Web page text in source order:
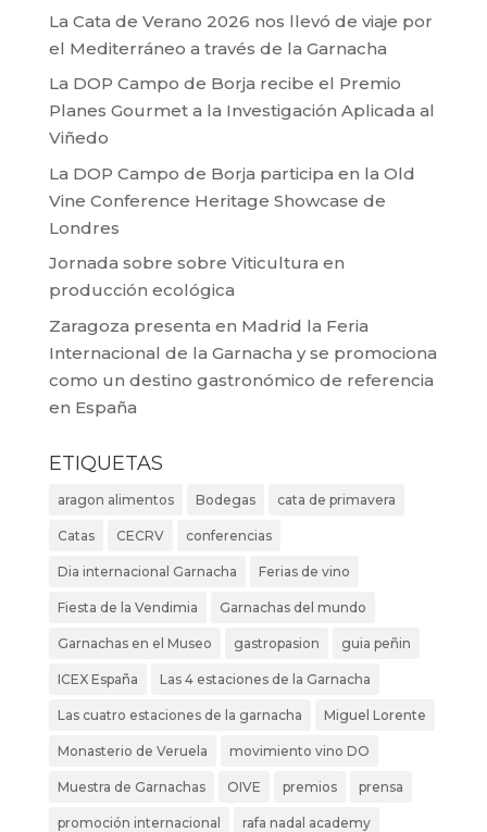
La Cata de Verano 2026 nos llevó de viaje por
el Mediterráneo a través de la Garnacha
La DOP Campo de Borja recibe el Premio
Planes Gourmet a la Investigación Aplicada al
Viñedo
La DOP Campo de Borja participa en la Old
Vine Conference Heritage Showcase de
Londres
Jornada sobre sobre Viticultura en
producción ecológica
Zaragoza presenta en Madrid la Feria
Internacional de la Garnacha y se promociona
como un destino gastronómico de referencia
en España
ETIQUETAS
aragon alimentos Bodegas cata de primavera
Catas CECRV conferencias
Dia internacional Garnacha Ferias de vino
Fiesta de la Vendimia Garnachas del mundo
Garnachas en el Museo gastropasion guia peñin
ICEX España Las 4 estaciones de la Garnacha
Las cuatro estaciones de la garnacha Miguel Lorente
Monasterio de Veruela movimiento vino DO
Muestra de Garnachas OIVE premios prensa
promoción internacional rafa nadal academy